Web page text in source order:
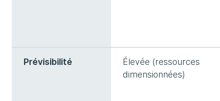
Prévisibilité
Élevée (ressources
dimensionnées)